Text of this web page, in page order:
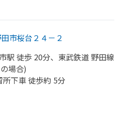
市桜台２４－２
駅 徒歩 20分、 東武鉄道 野田線
場合)
下車 徒歩約 5分